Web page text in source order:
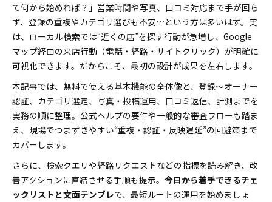
て何から始めれば？」――営業時間や写真、口コミ対応まで手が回ら
ず、登録の重複やカテゴリ選びも不安…という方は多いはず。実
は、ローカル検索では“近くの店”を探す行動が急増し、Google
マップ経由の来店行動（電話・経路・サイトクリック）が明確に
可視化できます。だからこそ、最初の設計が成果を左右します。
本記事では、無料で使える基本機能の全体像と、登録～オーナー
認証、カテゴリ選定、写真・投稿運用、口コミ返信、計測までを
実務の順に整理。公式ヘルプの要件や一般的な審査フローも踏ま
え、現場でつまずきやすい“重複・認証・反映遅延”の回避策まで
カバーします。
さらに、検索クエリや経路リクエストなどの指標を読み解き、改
善アクションに直結させる手順も提示。 今日から着手できるチェ
ックリストと文面テンプレで、最短ルートの運用を始めましょ